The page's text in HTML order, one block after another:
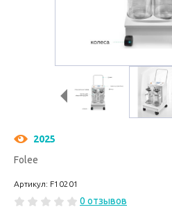
2025
Folee
Артикул: F10201
0 отзывов